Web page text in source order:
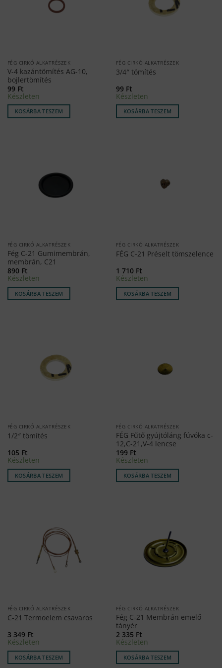
FÉG CIRKÓ ALKATRÉSZEK
V-4 kazántömítés AG-10,
bojlertömítés
99 Ft
Készleten
KOSÁRBA TESZEM
FÉG CIRKÓ ALKATRÉSZEK
3/4″ tömítés
99 Ft
Készleten
KOSÁRBA TESZEM
FÉG CIRKÓ ALKATRÉSZEK
Fég C-21 Gumimembrán,
membrán, C21
890 Ft
Készleten
KOSÁRBA TESZEM
FÉG CIRKÓ ALKATRÉSZEK
FÉG C-21 Préselt tömszelence
1 710 Ft
Készleten
KOSÁRBA TESZEM
FÉG CIRKÓ ALKATRÉSZEK
1/2″ tömítés
105 Ft
Készleten
KOSÁRBA TESZEM
FÉG CIRKÓ ALKATRÉSZEK
FÉG Fűtő gyújtóláng fúvóka c-
12,C-21,V-4 lencse
199 Ft
Készleten
KOSÁRBA TESZEM
FÉG CIRKÓ ALKATRÉSZEK
C-21 Termoelem csavaros
3 349 Ft
Készleten
KOSÁRBA TESZEM
FÉG CIRKÓ ALKATRÉSZEK
Fég C-21 Membrán emelő
tányér
2 335 Ft
Készleten
KOSÁRBA TESZEM